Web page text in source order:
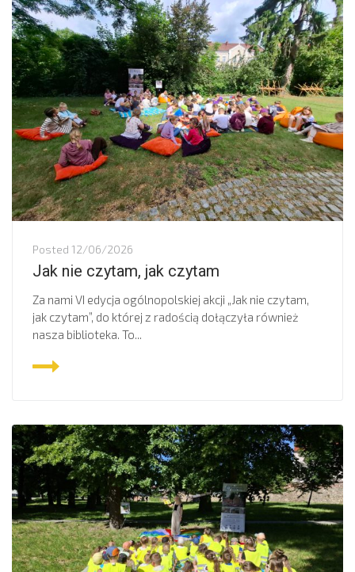
Posted 12/06/2026
Jak nie czytam, jak czytam
Za nami VI edycja ogólnopolskiej akcji „Jak nie czytam,
jak czytam”, do której z radością dołączyła również
nasza biblioteka. To...